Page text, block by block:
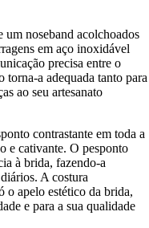
um noseband acolchoados
em aço inoxidável
precisa entre o
torna-a adequada tanto para
ao seu artesanato
contrastante em toda a
e cativante. O pesponto
à brida, fazendo-a
A costura
o apelo estético da brida,
e para a sua qualidade